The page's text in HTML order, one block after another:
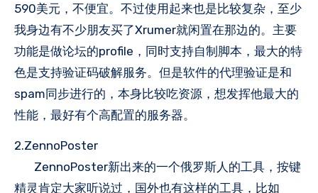
590美元，不便宜。不过使用起来也是比较复杂，至少
我身边有不少朋友买了Xrumer就闲置在那边的。主要
功能是做论坛的profile，同时支持自制脚本，最大的特
色是支持验证码破解服务。但是软件的代理验证是和
spam同步进行的，本身比较吃资源，想发挥他最大的
性能，最好有个高配置的服务器。
2.ZennoPoster
ZennoPoster新出来的一个俄罗斯人的工具，按键
精灵肯定大家听说过，国外也有这样的工具，比如